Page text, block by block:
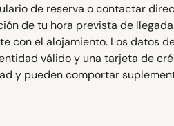
de reserva o contactar
de tu hora prevista de
con el alojamiento. Los datos
válido y una tarjeta de
y pueden comportar